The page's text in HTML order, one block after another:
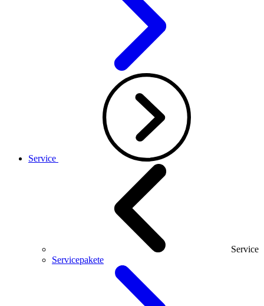
Service
Service
Servicepakete